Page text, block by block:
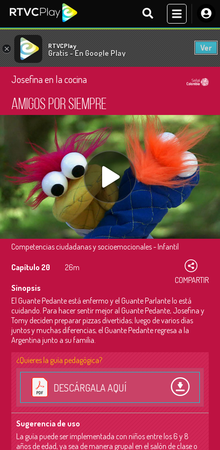
× RTVCPlay
Gratis - En Google Play
Ver
Josefina en la cocina
Amigos por siempre
Competencias ciudadanas y socioemocionales - Infantil
Capítulo 20
26m
COMPARTIR
Sinopsis
El Guante Pedante está enfermo y el Guante Parlante lo está
cuidando. Para hacer sentir mejor al Guante Pedante, Josefina y
Tomy deciden preparar pizzas divertidas; luego de varios días
juntos y muchas diferencias, el Guante Pedante regresa a la
Argentina junto a su familia.
¿Quieres la guía pedagógica?
DESCÁRGALA AQUÍ
Sugerencia de uso
La guía puede ser implementada con niños entre los 6 y 8
años de edad, ya sea de manera grupal en el salón de clase o